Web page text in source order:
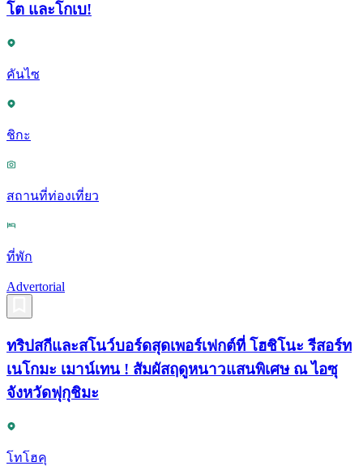
โต และโกเบ!
คันไซ
ชิกะ
สถานที่ท่องเที่ยว
ที่พัก
Advertorial
ทริปสกีและสโนว์บอร์ดสุดเพอร์เฟกต์ที่ โฮชิโนะ รีสอร์ท
เนโกมะ เมาน์เทน ! สัมผัสฤดูหนาวแสนพิเศษ ณ ไอซุ
จังหวัดฟุกุชิมะ
โทโฮคุ